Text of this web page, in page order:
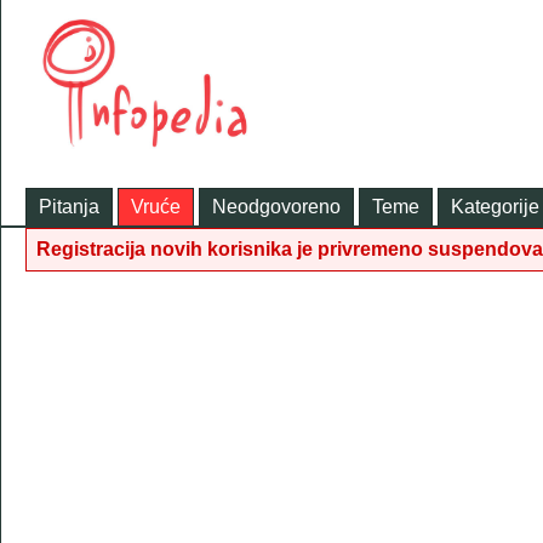
Pitanja Vruće Neodgovoreno Teme Kategorije
Registracija novih korisnika je privremeno